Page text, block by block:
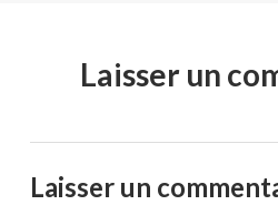
Laisser un
Laisser un